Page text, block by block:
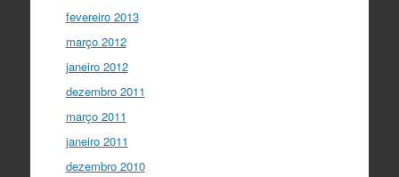
fevereiro 2013
março 2012
janeiro 2012
dezembro 2011
março 2011
janeiro 2011
dezembro 2010